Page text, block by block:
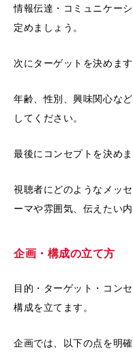
情報伝達・コミュニケー
定めましょう。
次にターゲットを決めます
年齢、性別、興味関心な
してください。
最後にコンセプトを決めま
視聴者にどのようなメッ
ーマや雰囲気、伝えたい
企画・構成の立て方
目的・ターゲット・コン
構成を立てます。
企画では、以下の点を明